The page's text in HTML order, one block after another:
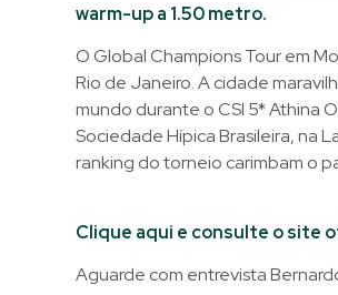
warm-up a 1.50 metro.
O Global Champions Tour em
Rio de Janeiro. A cidade
mundo durante o CSI 5* Athina
Sociedade Hípica Brasileira, na
ranking do torneio carimbam o
Clique aqui e consulte o site
Aguarde com entrevista